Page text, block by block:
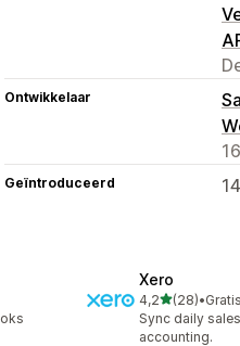
Ontwikkelaar
Geïntroduceerd
Xero
4,2van 5 sterren
(28)
28 recensies in
•
Sync daily
accounting.